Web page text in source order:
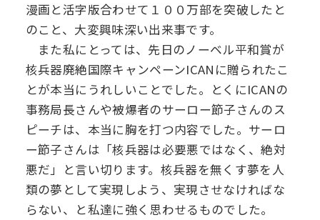
漫画と活字版合わせて１００万部を突破したと
のこと、大変興味深い出来事です。
また私にとっては、先日のノーベル平和賞が
核兵器廃絶国際キャンペーンICANに贈られたこ
とが本当にうれしいことでした。とくにICANの
事務局長さんや被爆者のサーロー節子さんのス
ピーチは、本当に胸を打つ内容でした。サーロ
ー節子さんは「核兵器は必要悪ではなく、絶対
悪だ」と言い切ります。核兵器を無くす夢を人
類の夢として実現しよう、実現させなければな
らない、と私達に強く思わせるものでした。